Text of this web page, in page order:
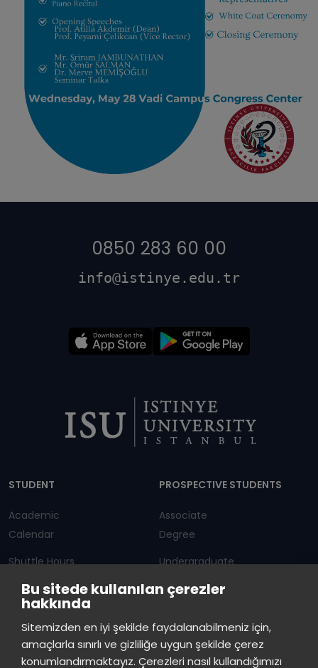
Bu sitede kullanılan çerezler
hakkında
Sitemizden en iyi şekilde faydalanabilmeniz için,
amaçlarla sınırlı ve gizliliğe uygun şekilde çerez
konumlandırmaktayız. Çerezleri nasıl kullandığımızı
0850 283 60 00
info@istinye.edu.tr
STUDENT
Academic
Calendar
Shuttle Hours
Announcements
PROSPECTIVE STUDENTS
Associate
Degree
Undergraduate
Graduate Programs
ISTINYE